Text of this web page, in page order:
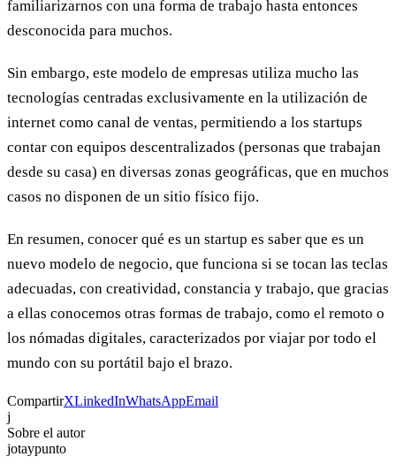
familiarizarnos con una forma de trabajo hasta entonces
desconocida para muchos.
Sin embargo, este modelo de empresas utiliza mucho las
tecnologías centradas exclusivamente en la utilización de
internet como canal de ventas, permitiendo a los startups
contar con equipos descentralizados (personas que trabajan
desde su casa) en diversas zonas geográficas, que en muchos
casos no disponen de un sitio físico fijo.
En resumen, conocer qué es un startup es saber que es un
nuevo modelo de negocio, que funciona si se tocan las teclas
adecuadas, con creatividad, constancia y trabajo, que gracias
a ellas conocemos otras formas de trabajo, como el remoto o
los nómadas digitales, caracterizados por viajar por todo el
mundo con su portátil bajo el brazo.
CompartirXLinkedInWhatsAppEmail
j
Sobre el autor
jotaypunto